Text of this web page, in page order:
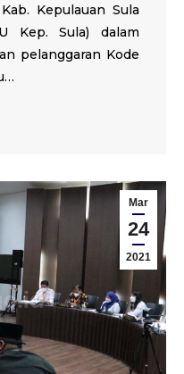
Kepulauan Sula
Kep. Sula) dalam
pelanggaran Kode
Mar
24
2021